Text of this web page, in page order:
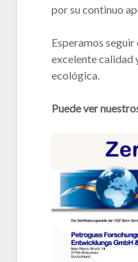
por su continuo
Esperamos
excelente calidad
ecológica.
Puede ver